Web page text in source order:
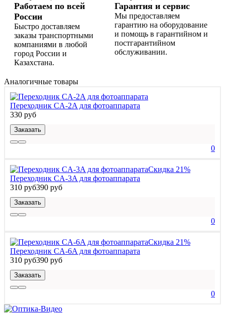
Работаем по всей
России
Быстро доставляем
заказы транспортными
компаниями в любой
город России и
Казахстана.
Гарантия и сервис
Мы предоставляем
гарантию на оборудование
и помощь в гарантийном и
постгарантийном
обслуживании.
Аналогичные товары
Переходник CA-2A для фотоаппарата
330 руб
Заказать
0
Скидка 21%
Переходник CA-3A для фотоаппарата
310 руб390 руб
Заказать
0
Скидка 21%
Переходник CA-6A для фотоаппарата
310 руб390 руб
Заказать
0